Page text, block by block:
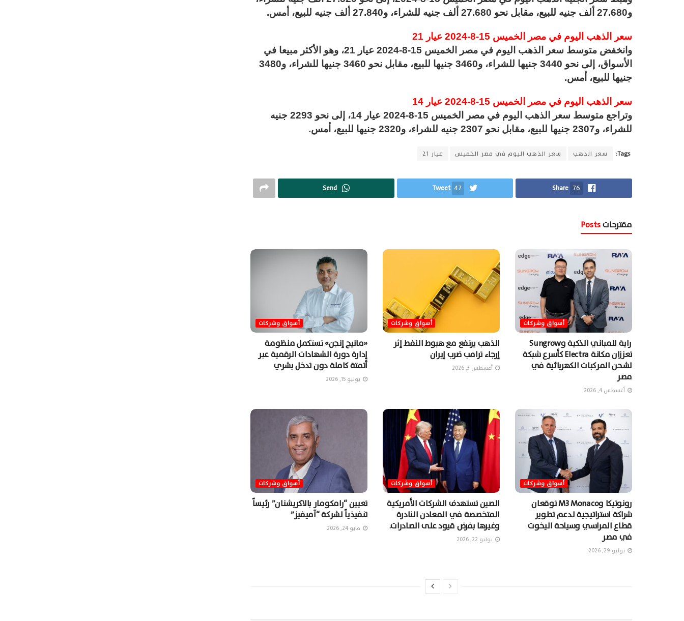
و27.680 ألف جنيه للبيع، مقابل نحو 27.680 ألف جنيه للشراء، و27.840 ألف جنيه للبيع، أمس.
سعر الذهب اليوم في مصر الخميس 15-8-2024 عيار 21
وانخفض متوسط سعر الذهب اليوم في مصر الخميس 15-8-2024 عيار 21، وهو الأكثر مبيعا في
الأسواق، إلى نحو 3440 جنيها للشراء، و3460 جنيها للبيع، مقابل نحو 3460 جنيها للشراء، و3480
جنيها للبيع، أمس.
سعر الذهب اليوم في مصر الخميس 15-8-2024 عيار 14
وتراجع متوسط سعر الذهب اليوم في مصر الخميس 15-8-2024 عيار 14، إلى نحو 2293 جنيه
للشراء، و2307 جنيها للبيع، مقابل نحو 2307 جنيه للشراء، و2320 جنيها للبيع، أمس.
Tags: سعر الذهب سعر الذهب اليوم في مصر الخميس عيار 21
Share 76
Tweet 47
Send
مقترحات
أسواق وشركات
راية للمباني الذكية وSungrow
تعززان مكانة Electra كأسرع شبكة
لشحن المركبات الكهربائية في
مصر
أغسطس 4, 2026
أسواق وشركات
الذهب يرتفع مع هبوط النفط إثر
إرجاء ترامب ضرب إيران
أغسطس 3, 2026
أسواق وشركات
«مانيج إنجن» تستكمل منظومة
إدارة دورة الشهادات الرقمية عبر
أتمتة كاملة دون تدخل بشري
يوليو 15, 2026
أسواق وشركات
رونوتيكا وM3 Monaco توقعان
شراكة استراتيجية لدعم تطوير
قطاع المراسي وسياحة اليخوت
في مصر
يونيو 29, 2026
أسواق وشركات
الصين تستهدف الشركات الأمريكية
المتخصصة في المعادن النادرة
وغيرها بفرض قيود على الصادرات.
يونيو 22, 2026
أسواق وشركات
تعيين “رامكومار بالاكريشنان” رئيساً
تنفيذياً لشركة “آميفيز”
مايو 24, 2026